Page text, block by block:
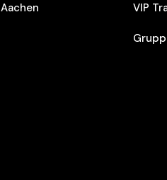
Aachen VIP